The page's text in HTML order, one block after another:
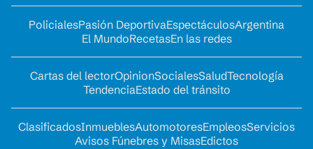
PolicialesPasión DeportivaEspectáculosArgentina
El MundoRecetasEn las redes
Cartas del lectorOpinionSocialesSaludTecnología
TendenciaEstado del tránsito
ClasificadosInmueblesAutomotoresEmpleosServicios
Avisos Fúnebres y MisasEdictos